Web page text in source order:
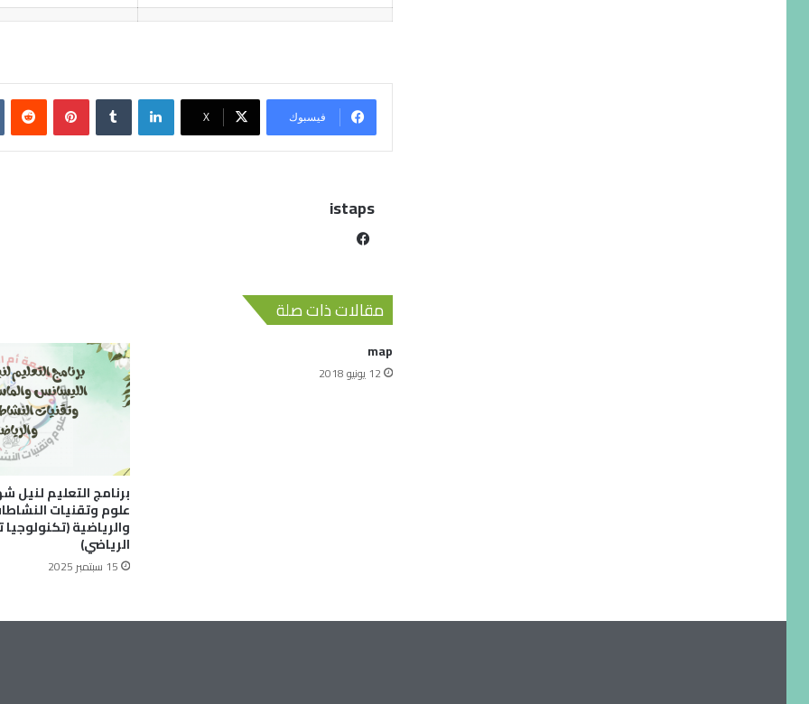
فيسبوك X
istaps
مقالات ذات صلة
map
12 يونيو 2018
برنامج التعليم لنيل
علوم وتقنيات
والرياضية (تكنولوجيا
الرياضي)
15 سبتمبر 2025